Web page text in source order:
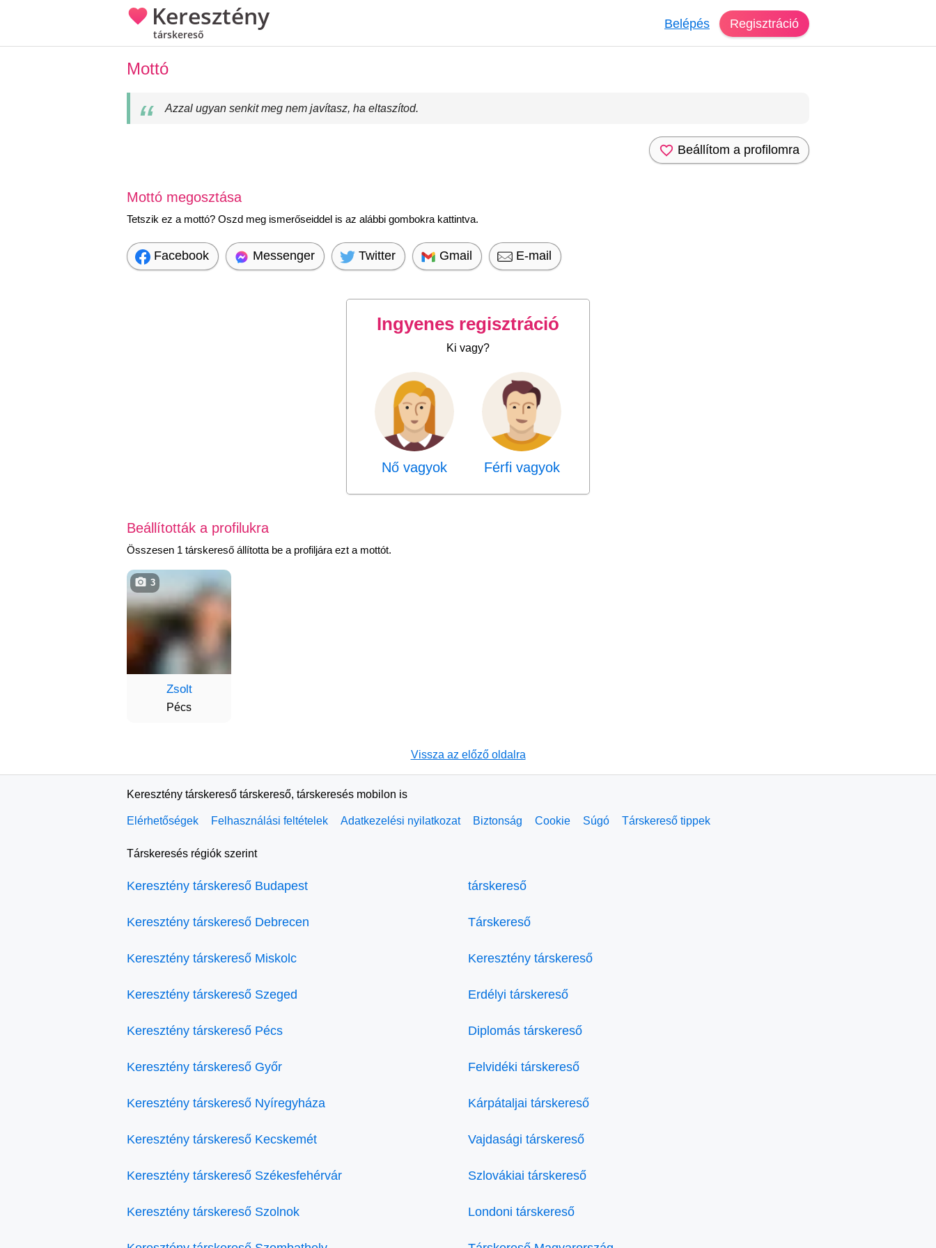
Keresztény
társkereső
Belépés Regisztráció
Mottó
Azzal ugyan senkit meg nem javítasz, ha eltaszítod.
Beállítom a profilomra
Mottó megosztása
Tetszik ez a mottó? Oszd meg ismerőseiddel is az alábbi gombokra kattintva.
Facebook Messenger Twitter Gmail E-mail
Ingyenes regisztráció
Ki vagy?
Nő vagyok Férfi vagyok
Beállították a profilukra
Összesen 1 társkereső állította be a profiljára ezt a mottót.
Zsolt
Pécs
3
Vissza az előző oldalra
Keresztény társkereső társkereső, társkeresés mobilon is
Elérhetőségek Felhasználási feltételek Adatkezelési nyilatkozat Biztonság Cookie Súgó Társkereső tippek
Társkeresés régiók szerint
Keresztény társkereső Budapest
Keresztény társkereső Debrecen
Keresztény társkereső Miskolc
Keresztény társkereső Szeged
Keresztény társkereső Pécs
Keresztény társkereső Győr
Keresztény társkereső Nyíregyháza
Keresztény társkereső Kecskemét
Keresztény társkereső Székesfehérvár
Keresztény társkereső Szolnok
társkereső
Társkereső
Keresztény társkereső
Erdélyi társkereső
Diplomás társkereső
Felvidéki társkereső
Kárpátaljai társkereső
Vajdasági társkereső
Szlovákiai társkereső
Londoni társkereső